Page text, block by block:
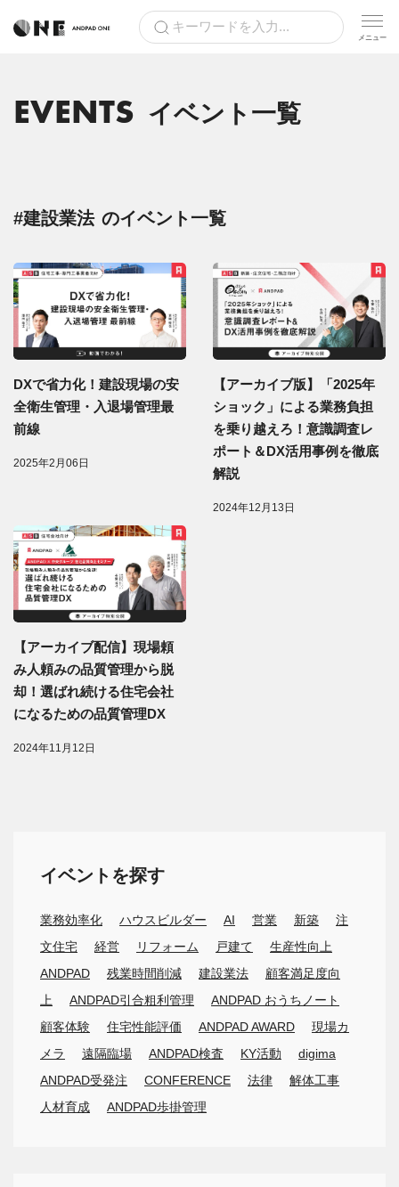
EVENTS イベント一覧
#建設業法 のイベント一覧
DXで省力化！建設現場の安
全衛生管理・入退場管理最
前線
2025年2月06日
【アーカイブ版】「2025年
ショック」による業務負担
を乗り越えろ！意識調査レ
ポート＆DX活用事例を徹底
解説
2024年12月13日
【アーカイブ配信】現場頼
み人頼みの品質管理から脱
却！選ばれ続ける住宅会社
になるための品質管理DX
2024年11月12日
イベントを探す
業務効率化 ハウスビルダー AI 営業 新築
注
文住宅
経営 リフォーム 戸建て
生産性向上
ANDPAD
残業時間削減 建設業法
顧客満足度向
上
ANDPAD引合粗利管理
ANDPAD おうちノート
顧客体験
住宅性能評価 ANDPAD AWARD
現場カ
メラ
遠隔臨場 ANDPAD検査 KY活動
digima
ANDPAD受発注
CONFERENCE 法律
解体工事
人材育成
ANDPAD歩掛管理